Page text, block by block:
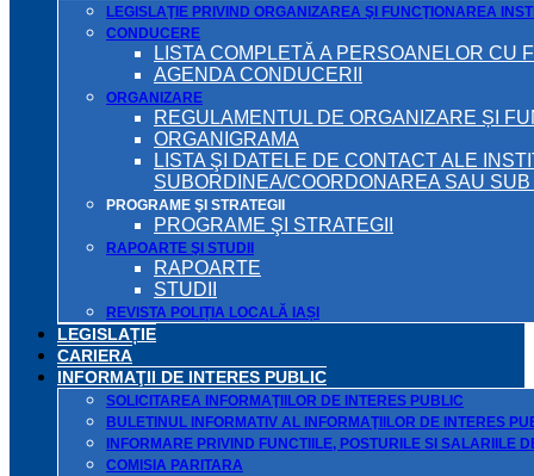
LEGISLAŢIE PRIVIND ORGANIZAREA ŞI FUNCŢIONAREA
CONDUCERE
LISTA COMPLETĂ A PERSOANELOR CU
AGENDA CONDUCERII
ORGANIZARE
REGULAMENTUL DE ORGANIZARE ȘI
ORGANIGRAMA
LISTA ŞI DATELE DE CONTACT ALE
SUBORDINEA/COORDONAREA SAU
PROGRAME ŞI STRATEGII
PROGRAME ŞI STRATEGII
RAPOARTE ŞI STUDII
RAPOARTE
STUDII
REVISTA POLIȚIA LOCALĂ IAȘI
LEGISLAȚIE
CARIERA
INFORMAŢII DE INTERES PUBLIC
SOLICITAREA INFORMAŢIILOR DE INTERES PUBLIC
BULETINUL INFORMATIV AL INFORMAŢIILOR DE INTERES
INFORMARE PRIVIND FUNCTIILE, POSTURILE SI
COMISIA PARITARA